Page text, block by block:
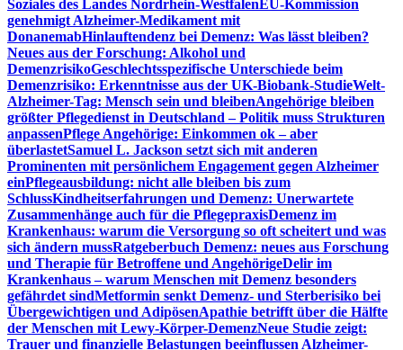
Soziales des Landes Nordrhein-WestfalenEU-Kommission
genehmigt Alzheimer-Medikament mit
DonanemabHinlauftendenz bei Demenz: Was lässt bleiben?
Neues aus der Forschung: Alkohol und
DemenzrisikoGeschlechtsspezifische Unterschiede beim
Demenzrisiko: Erkenntnisse aus der UK-Biobank-StudieWelt-
Alzheimer-Tag: Mensch sein und bleibenAngehörige bleiben
größter Pflegedienst in Deutschland – Politik muss Strukturen
anpassenPflege Angehörige: Einkommen ok – aber
überlastetSamuel L. Jackson setzt sich mit anderen
Prominenten mit persönlichem Engagement gegen Alzheimer
einPflegeausbildung: nicht alle bleiben bis zum
SchlussKindheitserfahrungen und Demenz: Unerwartete
Zusammenhänge auch für die PflegepraxisDemenz im
Krankenhaus: warum die Versorgung so oft scheitert und was
sich ändern mussRatgeberbuch Demenz: neues aus Forschung
und Therapie für Betroffene und AngehörigeDelir im
Krankenhaus – warum Menschen mit Demenz besonders
gefährdet sindMetformin senkt Demenz- und Sterberisiko bei
Übergewichtigen und AdipösenApathie betrifft über die Hälfte
der Menschen mit Lewy-Körper-DemenzNeue Studie zeigt:
Trauer und finanzielle Belastungen beeinflussen Alzheimer-